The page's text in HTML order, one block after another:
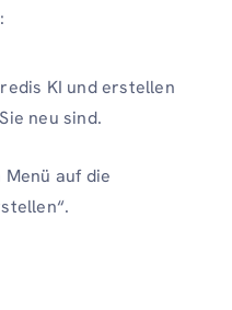
KI und erstellen
neu sind.
auf die